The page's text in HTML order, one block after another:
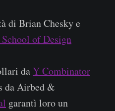
di Brian Chesky e
of Design
daY Combinator
da Airbed &
garantì loro un